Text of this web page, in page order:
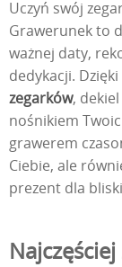
Uczyń swój
Grawerunek to
ważnej daty,
dedykacji.
zegarków,
nośnikiem
grawerem
Ciebie, ale
prezent dla